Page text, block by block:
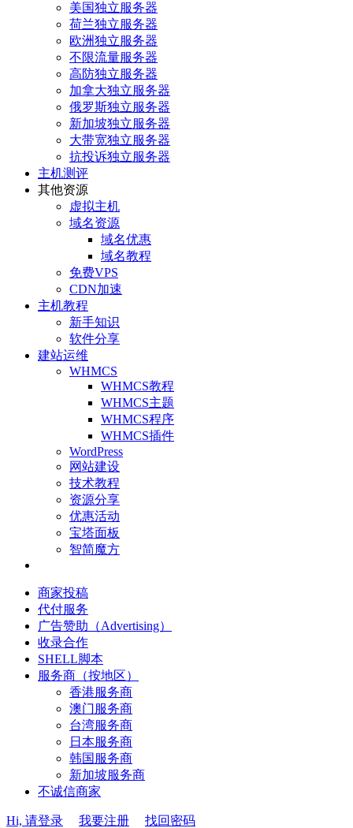
美国独立服务器
荷兰独立服务器
欧洲独立服务器
不限流量服务器
高防独立服务器
加拿大独立服务器
俄罗斯独立服务器
新加坡独立服务器
大带宽独立服务器
抗投诉独立服务器
主机测评
其他资源
虚拟主机
域名资源
域名优惠
域名教程
免费VPS
CDN加速
主机教程
新手知识
软件分享
建站运维
WHMCS
WHMCS教程
WHMCS主题
WHMCS程序
WHMCS插件
WordPress
网站建设
技术教程
资源分享
优惠活动
宝塔面板
智简魔方
商家投稿
代付服务
广告赞助（Advertising）
收录合作
SHELL脚本
服务商（按地区）
香港服务商
澳门服务商
台湾服务商
日本服务商
韩国服务商
新加坡服务商
不诚信商家
Hi, 请登录 我要注册 找回密码